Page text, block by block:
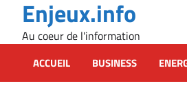
content
Enjeux.info
Au coeur de l'information
ACCUEIL BUSINESS